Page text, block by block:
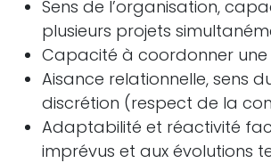
Sens de l’organisation,
plusieurs projets
Capacité à coordonner une
Aisance relationnelle, sens
discrétion (respect de la
Adaptabilité et réactivité
imprévus et aux évolutions